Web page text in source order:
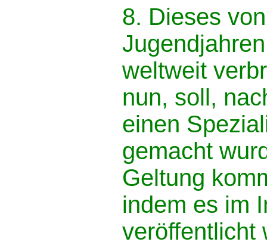
8. Dieses
weltweit
nun, soll,
einen
gemacht
Geltung
indem es im
veröffentlicht